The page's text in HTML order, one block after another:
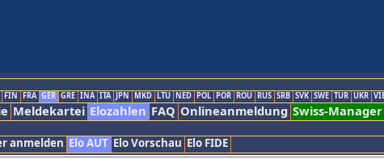
FIN FRA GER GRE INA ITA JPN MKD LTU NED POL POR ROU RUS SRB SVK SWE TUR UKR
Meldekartei Elozahlen FAQ Onlineanmeldung Swiss-Manager
anmelden Elo AUT Elo Vorschau Elo FIDE